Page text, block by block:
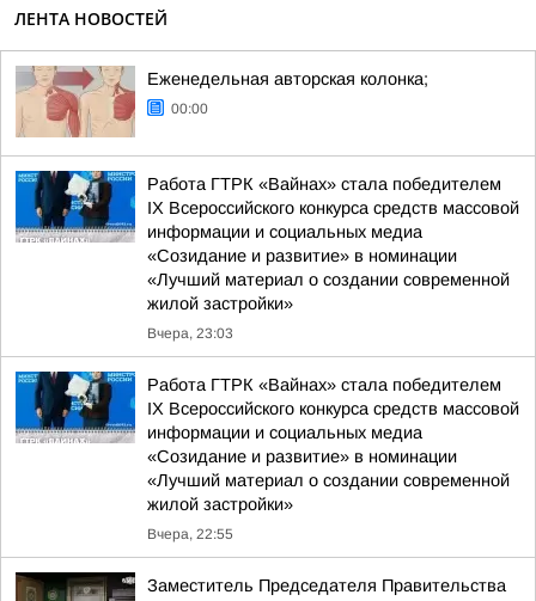
ЛЕНТА НОВОСТЕЙ
Еженедельная авторская колонка;
00:00
Работа ГТРК «Вайнах» стала победителем
IX Всероссийского конкурса средств массовой
информации и социальных медиа
«Созидание и развитие» в номинации
«Лучший материал о создании современной
жилой застройки»
Вчера, 23:03
Работа ГТРК «Вайнах» стала победителем
IX Всероссийского конкурса средств массовой
информации и социальных медиа
«Созидание и развитие» в номинации
«Лучший материал о создании современной
жилой застройки»
Вчера, 22:55
Заместитель Председателя Правительства